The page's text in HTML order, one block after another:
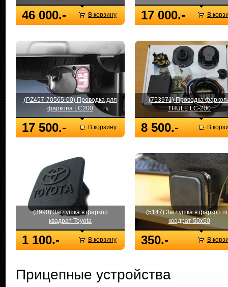
46 000.- В корзину 17 000.- В
(PZ457-70565-00) Проводка для
фаркопа LC200
17 500.- В корзину
(753971) Проводка
THULE LC-200
8 500.- В
(3990) Заглушка в фаркоп
квадрат Toyota
1 100.- В корзину
(5147) Заглушка в фаркоп
квадрат 50х50
350.- В
Прицепные устройства